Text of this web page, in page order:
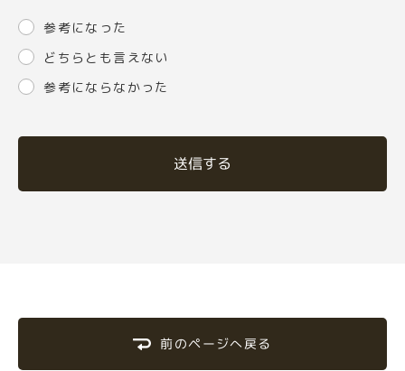
参考になった
どちらとも言えない
参考にならなかった
送信する
前のページへ戻る